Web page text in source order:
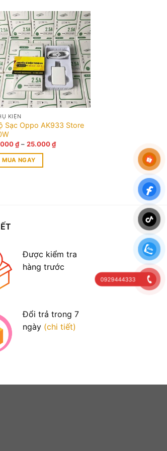
KIỆN
Sạc Oppo AK933 Store
₫ – 25.000₫Khoảng
giá:
MUA NGAY
Được kiểm tra
hàng trước
Đổi trả trong 7
ngày (chi tiết)
0929444333